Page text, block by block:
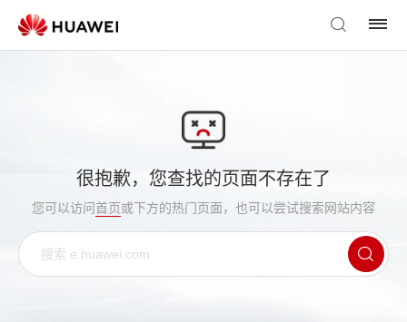
很抱歉，您查找的页面不存在了
您可以访问首页或下方的热门页面，也可以尝试搜索网站内容